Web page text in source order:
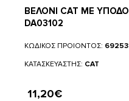
ΒΕΛΟΝΙ CAT ΜΕ
DA03102
ΚΩΔΙΚΟΣ ΠΡΟΙΟΝΤΟΣ:
ΚΑΤΑΣΚΕΥΑΣΤΗΣ: CAT
11,20€